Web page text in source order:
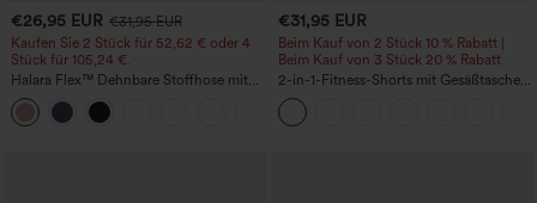
€26,95 EUR €31,95 EUR
Kaufen Sie 2 Stück für 52,62 € oder 4
Stück für 105,24 €.
Halara Flex™ Dehnbare Stoffhose mit
hohem Bund, Waffelmuster,
Seitentaschen und weitem Bein
€31,95 EUR
Beim Kauf von 2 Stück 10 % Rabatt |
Beim Kauf von 3 Stück 20 % Rabatt
2-in-1-Fitness-Shorts mit Gesäßtasche
und seitlicher versteckter Tasche 6,3 cm